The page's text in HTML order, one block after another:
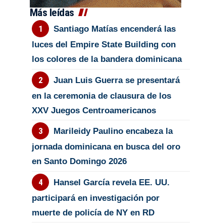
Más leídas
Santiago Matías encenderá las
luces del Empire State Building con
los colores de la bandera dominicana
Juan Luis Guerra se presentará
en la ceremonia de clausura de los
XXV Juegos Centroamericanos
Marileidy Paulino encabeza la
jornada dominicana en busca del oro
en Santo Domingo 2026
Hansel García revela EE. UU.
participará en investigación por
muerte de policía de NY en RD